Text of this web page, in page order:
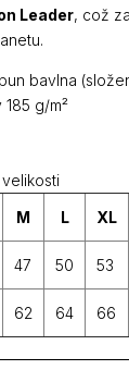
Leader, což
bavlna
g/m²
M L XL
47 50 53
62 64 66